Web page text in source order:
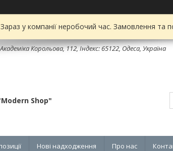
Зараз у компанії неробочий час. Замовлення та
Корольова, 112, Індекс: 65122, Одеса, Україна
Shop"
Нові надходження Про нас